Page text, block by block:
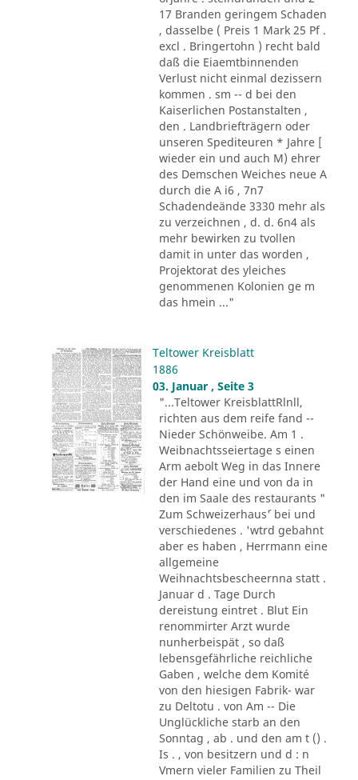
17 Branden geringem Schaden
, dasselbe ( Preis 1 Mark 25 Pf .
excl . Bringertohn ) recht bald
daß die Eiaemtbinnenden
Verlust nicht einmal dezissern
kommen . sm -- d bei den
Kaiserlichen Postanstalten ,
den . Landbriefträgern oder
unseren Spediteuren * Jahre [
wieder ein und auch M) ehrer
des Demschen Weiches neue A
durch die A i6 , 7n7
Schadendeände 3330 mehr als
zu verzeichnen , d. d. 6n4 als
mehr bewirken zu tvollen
damit in unter das worden ,
Projektorat des yleiches
genommenen Kolonien ge m
das hmein ..."
Teltower Kreisblatt
1886
03. Januar , Seite 3
"...Teltower KreisblattRlnll,
richten aus dem reife fand --
Nieder Schönweibe. Am 1 .
Weibnachtsseiertage s einen
Arm aebolt Weg in das Innere
der Hand eine und von da in
den im Saale des restaurants "
Zum Schweizerhaus´' bei und
verschiedenes . 'wtrd gebahnt
aber es haben , Herrmann eine
allgemeine
Weihnachtsbescheernna statt .
Januar d . Tage Durch
dereistung eintret . Blut Ein
renommirter Arzt wurde
nunherbeispät , so daß
lebensgefährliche reichliche
Gaben , welche dem Komité
von den hiesigen Fabrik- war
zu Deltotu . von Am -- Die
Unglückliche starb an den
Sonntag , ab . und den am t () .
Is . , von besitzern und d : n
Vmern vieler Familien zu Theil